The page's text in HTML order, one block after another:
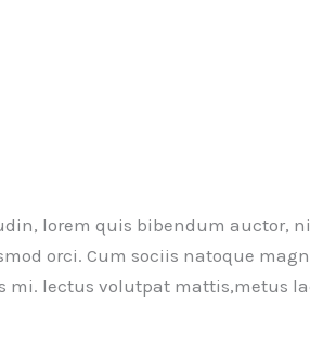
lorem quis bibendum auctor,
orci. Cum sociis natoque
lectus volutpat mattis,metus